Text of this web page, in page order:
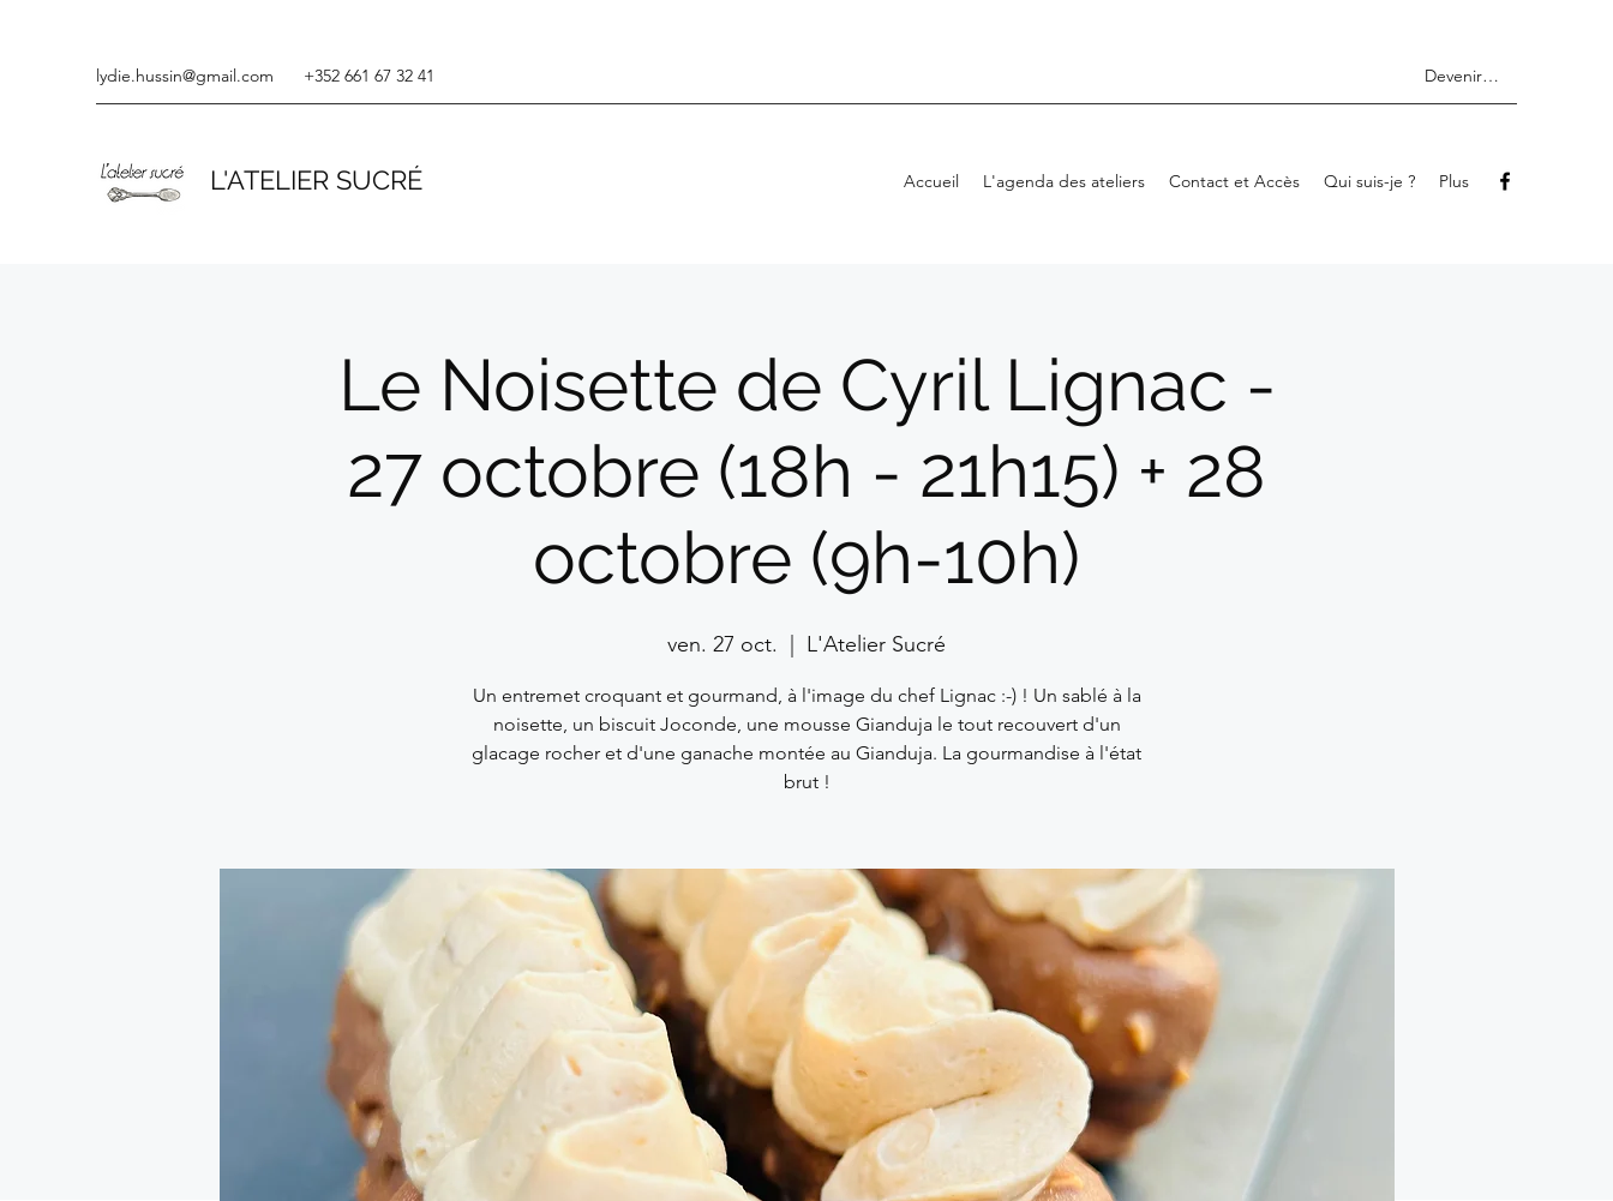
lydie.hussin@gmail.com +352 661 67 32 41 Devenir membre
L'ATELIER SUCRÉ Accueil L'agenda des ateliers Contact et Accès Qui suis-je ? Plus
Le Noisette de Cyril Lignac -
27 octobre (18h - 21h15) + 28
octobre (9h-10h)
ven. 27 oct. L'Atelier Sucré
Un entremet croquant et gourmand, à l'image du chef Lignac :-) ! Un sablé à la
noisette, un biscuit Joconde, une mousse Gianduja le tout recouvert d'un
glacage rocher et d'une ganache montée au Gianduja. La gourmandise à l'état
brut !